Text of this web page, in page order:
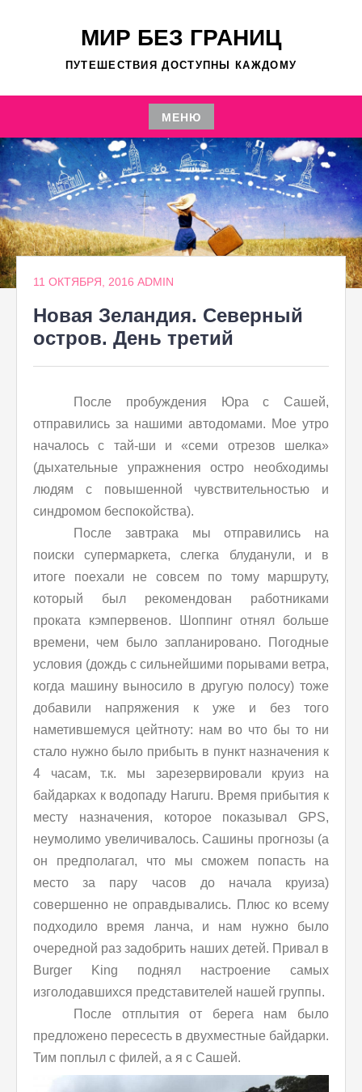
МИР БЕЗ ГРАНИЦ
ПУТЕШЕСТВИЯ ДОСТУПНЫ КАЖДОМУ
МЕНЮ
Перейти
к
содержимому
11 ОКТЯБРЯ, 2016 ADMIN
Новая Зеландия. Северный
остров. День третий
После пробуждения Юра с Сашей,
отправились за нашими автодомами. Мое утро
началось с тай-ши и «семи отрезов шелка»
(дыхательные упражнения остро необходимы
людям с повышенной чувствительностью и
синдромом беспокойства).
После завтрака мы отправились на
поиски супермаркета, слегка блуданули, и в
итоге поехали не совсем по тому маршруту,
который был рекомендован работниками
проката кэмпервенов. Шоппинг отнял больше
времени, чем было запланировано. Погодные
условия (дождь с сильнейшими порывами ветра,
когда машину выносило в другую полосу) тоже
добавили напряжения к уже и без того
наметившемуся цейтноту: нам во что бы то ни
стало нужно было прибыть в пункт назначения к
4 часам, т.к. мы зарезервировали круиз на
байдарках к водопаду Haruru. Время прибытия к
месту назначения, которое показывал GPS,
неумолимо увеличивалось. Сашины прогнозы (а
он предполагал, что мы сможем попасть на
место за пару часов до начала круиза)
совершенно не оправдывались. Плюс ко всему
подходило время ланча, и нам нужно было
очередной раз задобрить наших детей. Привал в
Burger King поднял настроение самых
изголодавшихся представителей нашей группы.
После отплытия от берега нам было
предложено пересесть в двухместные байдарки.
Тим поплыл с филей, а я с Сашей.